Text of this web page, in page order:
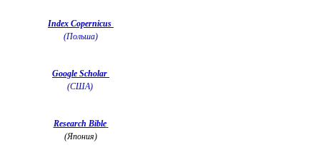
Index Copernicus
(Польша)
Google Scholar
(США)
Research Bible
(Япония)